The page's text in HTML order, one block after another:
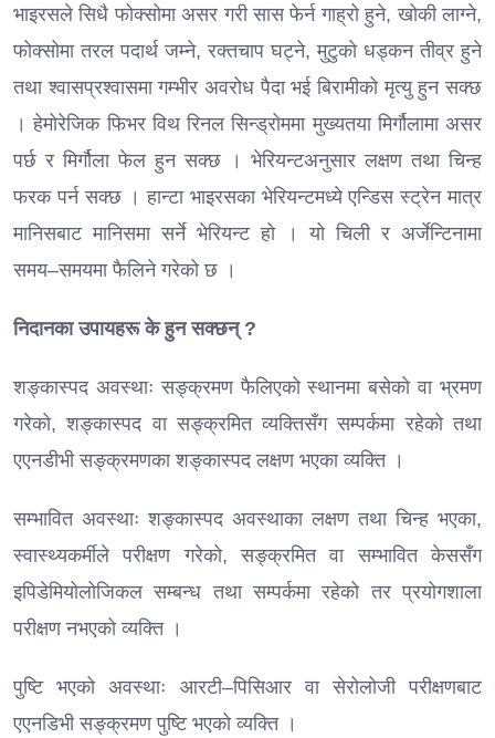
भाइरसले सिधै फोक्सोमा असर गरी सास फेर्न गाह्रो हुने, खोकी लाग्ने,
फोक्सोमा तरल पदार्थ जम्ने, रक्तचाप घट्ने, मुटुको धड्कन तीव्र हुने
तथा श्वासप्रश्वासमा गम्भीर अवरोध पैदा भई बिरामीको मृत्यु हुन सक्छ
। हेमोरेजिक फिभर विथ रिनल सिन्ड्रोममा मुख्यतया मिर्गौलामा असर
पर्छ र मिर्गौला फेल हुन सक्छ । भेरियन्टअनुसार लक्षण तथा चिन्ह
फरक पर्न सक्छ । हान्टा भाइरसका भेरियन्टमध्ये एन्डिस स्ट्रेन मात्र
मानिसबाट मानिसमा सर्ने भेरियन्ट हो । यो चिली र अर्जेन्टिनामा
समय–समयमा फैलिने गरेको छ ।
निदानका उपायहरू के हुन सक्छन् ?
शङ्कास्पद अवस्थाः सङ्क्रमण फैलिएको स्थानमा बसेको वा भ्रमण
गरेको, शङ्कास्पद वा सङ्क्रमित व्यक्तिसँग सम्पर्कमा रहेको तथा
एएनडीभी सङ्क्रमणका शङ्कास्पद लक्षण भएका व्यक्ति ।
सम्भावित अवस्थाः शङ्कास्पद अवस्थाका लक्षण तथा चिन्ह भएका,
स्वास्थ्यकर्मीले परीक्षण गरेको, सङ्क्रमित वा सम्भावित केससँग
इपिडेमियोलोजिकल सम्बन्ध तथा सम्पर्कमा रहेको तर प्रयोगशाला
परीक्षण नभएको व्यक्ति ।
पुष्टि भएको अवस्थाः आरटी–पिसिआर वा सेरोलोजी परीक्षणबाट
एएनडिभी सङ्क्रमण पुष्टि भएको व्यक्ति ।